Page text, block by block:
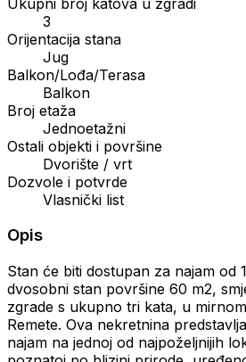
3
Orijentacija stana
Jug
Balkon/Lođa/Terasa
Balkon
Broj etaža
Jednoetažni
Ostali objekti i površine
Dvorište / vrt
Dozvole i potvrde
Vlasnički list
Opis
Stan će biti dostupan za najam od
dvosobni stan površine 60 m2,
zgrade s ukupno tri kata, u
Remete. Ova nekretnina
najam na jednoj od najpoželjnijih